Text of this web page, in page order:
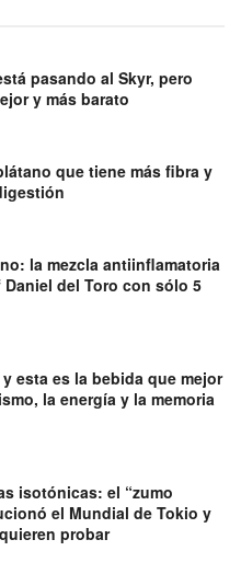
pasando al Skyr, pero
y más barato
que tiene más fibra y
la mezcla antiinflamatoria
del Toro con sólo 5
esta es la bebida que mejor
la energía y la memoria
isotónicas: el “zumo
el Mundial de Tokio y
probar